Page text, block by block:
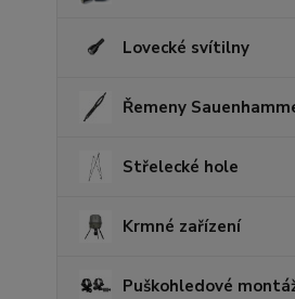
Lovecké svítilny
Řemeny
Střelecké hole
Krmné zařízení
Puškohledové